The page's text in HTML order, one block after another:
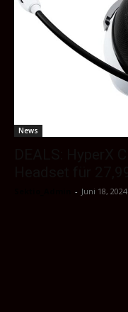
News
- Juni 18, 2024